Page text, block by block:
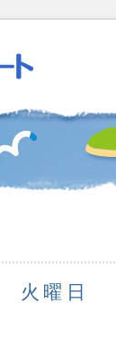
火曜日